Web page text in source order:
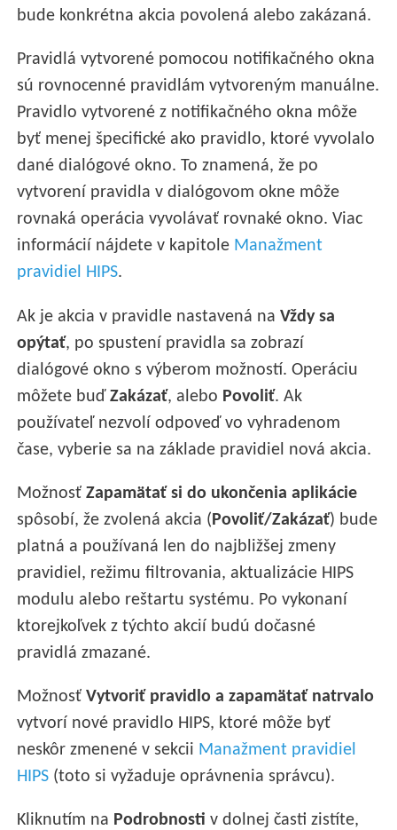
bude konkrétna akcia povolená alebo zakázaná.
Pravidlá vytvorené pomocou notifikačného okna
sú rovnocenné pravidlám vytvoreným manuálne.
Pravidlo vytvorené z notifikačného okna môže
byť menej špecifické ako pravidlo, ktoré vyvolalo
dané dialógové okno. To znamená, že po
vytvorení pravidla v dialógovom okne môže
rovnaká operácia vyvolávať rovnaké okno. Viac
informácií nájdete v kapitole Manažment
pravidiel HIPS.
Ak je akcia v pravidle nastavená naVždy sa
opýtať, po spustení pravidla sa zobrazí
dialógové okno s výberom možností. Operáciu
môžete buďZakázať, alebo Povoliť. Ak
používateľ nezvolí odpoveď vo vyhradenom
čase, vyberie sa na základe pravidiel nová akcia.
MožnosťZapamätať si do ukončenia aplikácie
spôsobí, že zvolená akcia ( Povoliť/Zakázať) bude
platná a používaná len do najbližšej zmeny
pravidiel, režimu filtrovania, aktualizácie HIPS
modulu alebo reštartu systému. Po vykonaní
ktorejkoľvek z týchto akcií budú dočasné
pravidlá zmazané.
MožnosťVytvoriť pravidlo a zapamätať natrvalo
vytvorí nové pravidlo HIPS, ktoré môže byť
neskôr zmenené v sekcii Manažment pravidiel
HIPS (toto si vyžaduje oprávnenia správcu).
Kliknutím na Podrobnosti v dolnej časti zistíte,